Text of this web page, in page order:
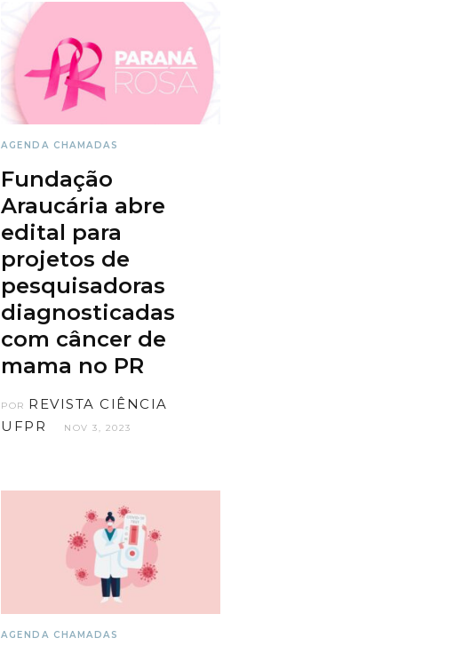
AGENDA CHAMADAS
Fundação
Araucária abre
edital para
projetos de
pesquisadoras
diagnosticadas
com câncer de
mama no PR
POR REVISTA CIÊNCIA
UFPR
NOV 3, 2023
AGENDA CHAMADAS